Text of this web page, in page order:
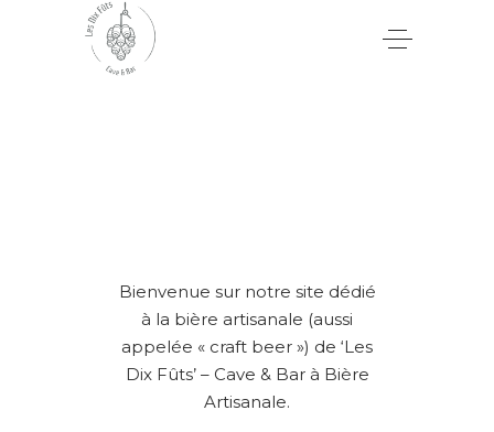
Bienvenue sur notre site dédié
à la bière artisanale (aussi
appelée « craft beer ») de ‘Les
Dix Fûts’ – Cave & Bar à Bière
Artisanale.